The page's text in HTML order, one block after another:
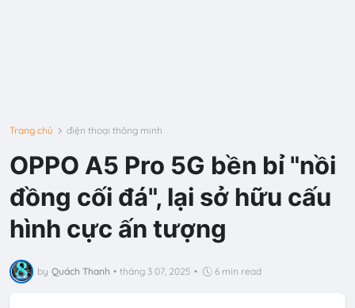
Trang chủ điện thoại thông minh
OPPO A5 Pro 5G bền bỉ "nồi
đồng cối đá", lại sở hữu cấu
hình cực ấn tượng
by Quách Thanh • tháng 3 07, 2025 • 6 min read